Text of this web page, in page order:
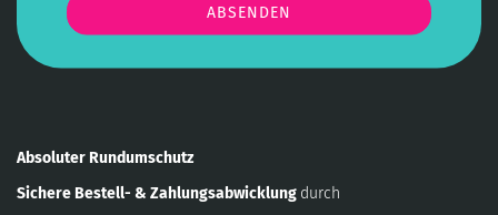
Absoluter Rundumschutz
Sichere Bestell- & Zahlungsabwicklung durch